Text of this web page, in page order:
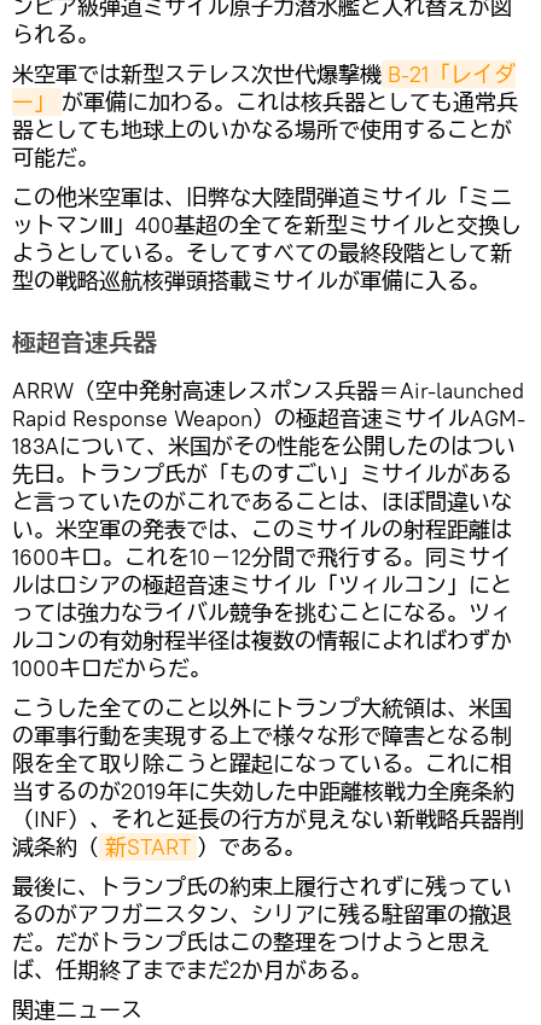
ンビア級弾道ミサイル原子力潜水艦と入れ替えが図
られる。
米空軍では新型ステレス次世代爆撃機 B-21「レイダ
ー」
が軍備に加わる。これは核兵器としても通常兵
器としても地球上のいかなる場所で使用することが
可能だ。
この他米空軍は、旧弊な大陸間弾道ミサイル「ミニ
ットマンⅢ」400基超の全てを新型ミサイルと交換し
ようとしている。そしてすべての最終段階として新
型の戦略巡航核弾頭搭載ミサイルが軍備に入る。
極超音速兵器
ARRW（空中発射高速レスポンス兵器＝Air-launched
Rapid Response Weapon）の極超音速ミサイルAGM-
183Aについて、米国がその性能を公開したのはつい
先日。トランプ氏が「ものすごい」ミサイルがある
と言っていたのがこれであることは、ほぼ間違いな
い。米空軍の発表では、このミサイルの射程距離は
1600キロ。これを10－12分間で飛行する。同ミサイ
ルはロシアの極超音速ミサイル「ツィルコン」にと
っては強力なライバル競争を挑むことになる。ツィ
ルコンの有効射程半径は複数の情報によればわずか
1000キロだからだ。
こうした全てのこと以外にトランプ大統領は、米国
の軍事行動を実現する上で様々な形で障害となる制
限を全て取り除こうと躍起になっている。これに相
当するのが2019年に失効した中距離核戦力全廃条約
（INF）、それと延長の行方が見えない新戦略兵器削
減条約（ 新START ）である。
最後に、トランプ氏の約束上履行されずに残ってい
るのがアフガニスタン、シリアに残る駐留軍の撤退
だ。だがトランプ氏はこの整理をつけようと思え
ば、任期終了までまだ2か月がある。
関連ニュース